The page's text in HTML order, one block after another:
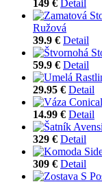
149 € Detail
Ružová
39.9 € Detail
59.9 € Detail
29.95 € Detail
14.99 € Detail
329 € Detail
309 € Detail